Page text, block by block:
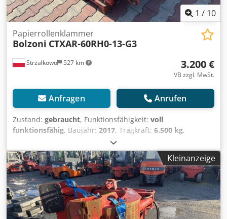
1 / 10
Strzałkowo 527 km
Papierrollenklammer
Bolzoni CTXAR-60RH0-13-G3
3.200 €
VB zzgl. MwSt.
Anfragen Anrufen
Zustand: gebraucht, Funktionsfähigkeit: voll
funktionsfähig, Baujahr: 2017, Tragkraft: 6.500 kg,
Papierrollenklammer ISO Klasse: ISO Klasse 4 = 5.000 -
10.000 kg Zustand: Einsatzbereit und voll funktionsfähig
Zustand Technisch: gut Beschreibung: Year 2017 ISO 4A
(61 cm) Capacity 6500 kg Rotator Opening range 500-1300
mm Width 930 mm Contact pads 280x1200 / 280x500 mm
ID OS1413 Cedpfxsvbmtbo Aqtsrf
Kleinanzeige